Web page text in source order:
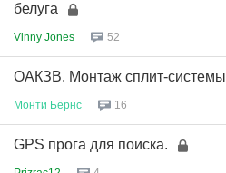
белуга
Vinny Jones 52
ОАКЗВ. Монтаж сплит-системы
Монти Бёрнс 16
GPS прога для поиска.